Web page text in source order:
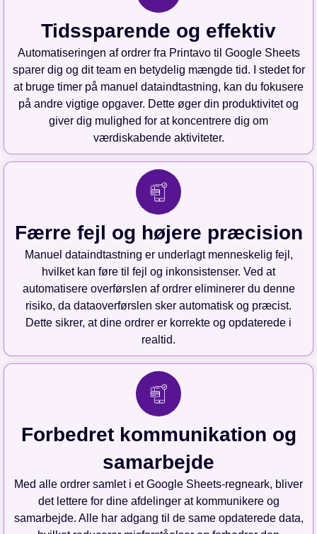
Tidssparende og effektiv
Automatiseringen af ordrer fra Printavo til Google Sheets
sparer dig og dit team en betydelig mængde tid. I stedet for
at bruge timer på manuel dataindtastning, kan du fokusere
på andre vigtige opgaver. Dette øger din produktivitet og
giver dig mulighed for at koncentrere dig om
værdiskabende aktiviteter.
Færre fejl og højere præcision
Manuel dataindtastning er underlagt menneskelig fejl,
hvilket kan føre til fejl og inkonsistenser. Ved at
automatisere overførslen af ordrer eliminerer du denne
risiko, da dataoverførslen sker automatisk og præcist.
Dette sikrer, at dine ordrer er korrekte og opdaterede i
realtid.
Forbedret kommunikation og
samarbejde
Med alle ordrer samlet i et Google Sheets-regneark, bliver
det lettere for dine afdelinger at kommunikere og
samarbejde. Alle har adgang til de same opdaterede data,